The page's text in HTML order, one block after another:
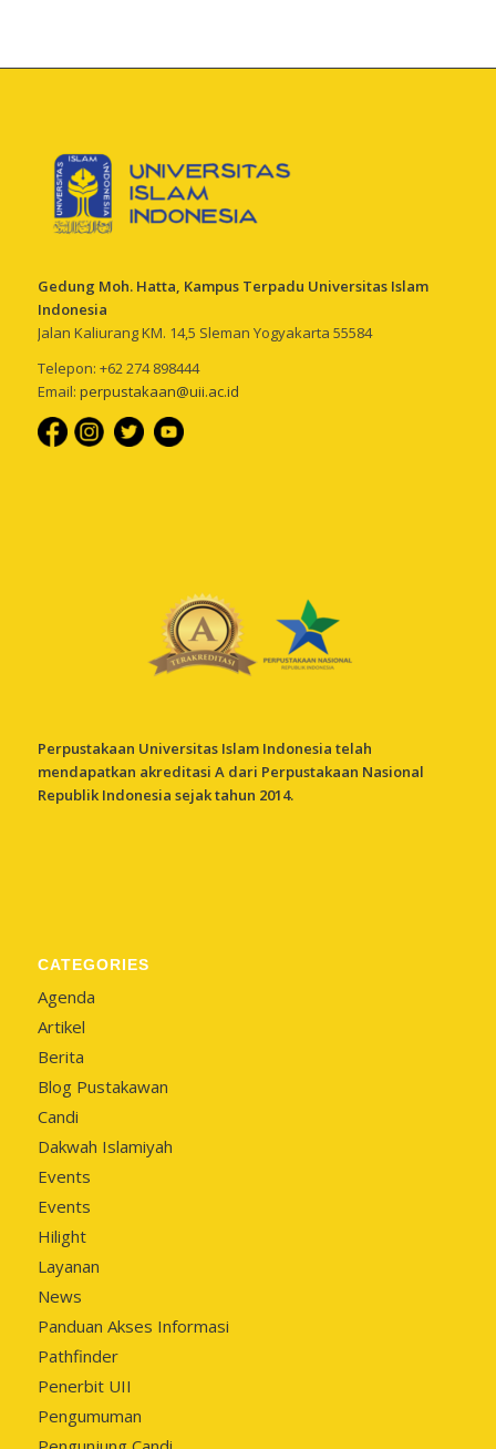
Gedung Moh. Hatta, Kampus Terpadu Universitas Islam
Indonesia
Jalan Kaliurang KM. 14,5 Sleman Yogyakarta 55584
Telepon: +62 274 898444
Email: perpustakaan@uii.ac.id
Perpustakaan Universitas Islam Indonesia telah
mendapatkan akreditasi A dari Perpustakaan Nasional
Republik Indonesia sejak tahun 2014.
CATEGORIES
Agenda
Artikel
Berita
Blog Pustakawan
Candi
Dakwah Islamiyah
Events
Events
Hilight
Layanan
News
Panduan Akses Informasi
Pathfinder
Penerbit UII
Pengumuman